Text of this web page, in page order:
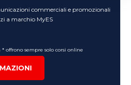
commerciali e promozionali
a marchio MyES
offrono sempre solo corsi online